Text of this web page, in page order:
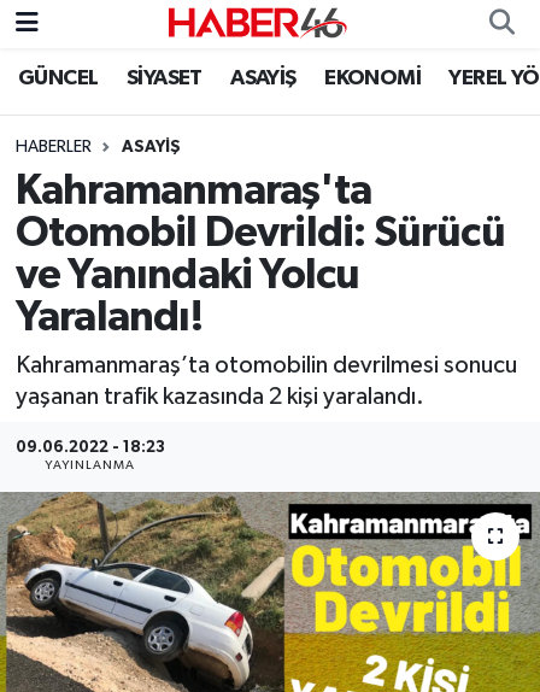
GÜNCEL SİYASET ASAYİŞ EKONOMİ YEREL
HABERLER ASAYİŞ
Kahramanmaraş'ta
Otomobil Devrildi: Sürücü
ve Yanındaki Yolcu
Yaralandı!
Kahramanmaraş’ta otomobilin devrilmesi sonucu
yaşanan trafik kazasında 2 kişi yaralandı.
09.06.2022 - 18:23
YAYINLANMA
GÜNCEL
SİYASET
EKONOMİ
SPOR
YAŞAM
TEKNOLOJİ
SAĞLIK
EĞİTİM
İLÇE HABERLERİ
KÜLTÜR-SANAT
Nöbetçi Eczaneler
Hava Durumu
Kahramanmaraş Namaz Vakitleri
Trafik Durumu
Süper Lig Puan Durumu ve Fikstür
Tüm Manşetler
Son Dakika Haberleri
Haber Arşivi